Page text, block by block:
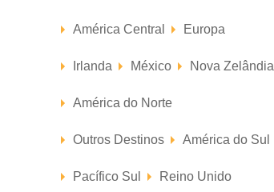
América Central Europa
Irlanda México Nova Zelândia
América do Norte
Outros Destinos América do Sul
Pacífico Sul Reino Unido